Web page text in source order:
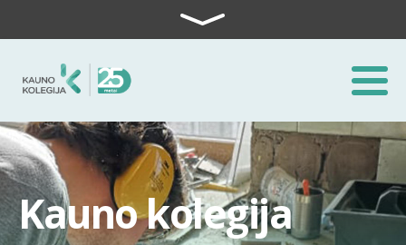
Kauno kolegija